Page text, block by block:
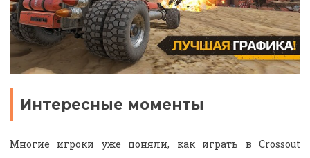
Интересные моменты
Многие игроки уже поняли, как играть в Crossout